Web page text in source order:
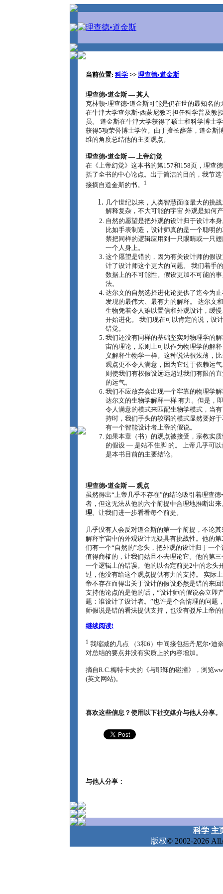
当前位置: 科学 >> 理查德•道金斯
理查德•道金斯 ― 其人
克林顿•理查德•道金斯可能是仍在世的最知名的
在牛津大学查尔斯•西蒙尼教习担任科学普及教
员。 道金斯在牛津大学获得了硕士和科学博士
获得5项荣誉博士学位。由于擅长辞藻，道金斯
维的角度总结他的主要观点。
理查德•道金斯 ― 上帝幻觉
在《上帝幻觉》这本书的第157和158页，理查
括了全书的中心论点。出于简洁的目的，我节
接摘自道金斯的书。
1
几个世纪以来，人类智慧面临最大的挑
解释复杂，不大可能的宇宙 外观是如何
自然的愿望是把外观的设计归于设计本
比如手表制造，设计师真的是一个聪明
禁把同样的逻辑应用到一只眼睛或一只
一个人身上。
这个愿望是错的，因为有关设计师的假
计了设计师这个更大的问题。 我们着手
数据上的不可能性。假设更加不可能的
法。
达尔文的自然选择进化论提供了迄今为
发现的最伟大、最有力的解释。 达尔文
生物凭着令人难以置信和外观设计，缓
开始进化。 我们现在可以肯定的说，设
错觉。
我们还没有同样的基础坚实对物理学的
宙的理论，原则上可以作为物理学的解
义解释生物学一样。这种说法很浅薄，
观点更不令人满意，因为它过于依赖运
则使我们有权假设远远超过我们有限的
的运气。
我们不应放弃会出现一个牢靠的物理学
达尔文的生物学解释一样 有力。但是，
令人满意的模式来匹配生物学模式，当
持时，我们手头的较弱的模式显然要好
有一个智能设计者上帝的假说。
如果本章（书）的观点被接受，宗教实
的假设 ― 是站不住脚 的。 上帝几乎可
是本书目前的主要结论。
理查德•道金斯 ― 观点
虽然得出“上帝几乎不存在”的结论吸引着理查德
者，但这无法从他的六个前提中合理地推断出
理。让我们进一步看看每个前提。
几乎没有人会反对道金斯的第一个前提，不论
解释宇宙中的外观设计无疑具有挑战性。他的
们有一个“自然的”念头，把外观的设计归于一
值得商榷的，让我们姑且不去理论它。他的第
一个逻辑上的错误。他的以否定前提2中的念头
过，他没有给这个观点提供有力的支持。 实际
帝不存在而得出关于设计的假设必然是错的来
支持他论点的是他的话，“设计师的假说会立即
题：谁设计了设计者。”也许是个合情理的问题
师假说是错的看法提供支持，也没有驳斥上帝
继续阅读!
1 我缩减的几点 （3和6）中间接包括丹尼尔•迪
对总结的要点并没有实质上的内容增加。
摘自R.C.梅特卡夫的《与耶稣的碰撞》，浏览
(英文网站)。
喜欢这些信息？使用以下社交媒介与他人分享。
与他人分享：
科学 主
版权© 2002-2026